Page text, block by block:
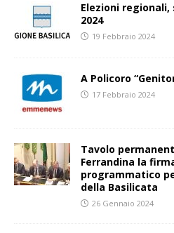
Elezioni regionali,
2024
19 Febbraio 2024
A Policoro
17 Febbraio 2024
Tavolo
Ferrandina la
programmatico
della Basilicata
26 Gennaio 2024